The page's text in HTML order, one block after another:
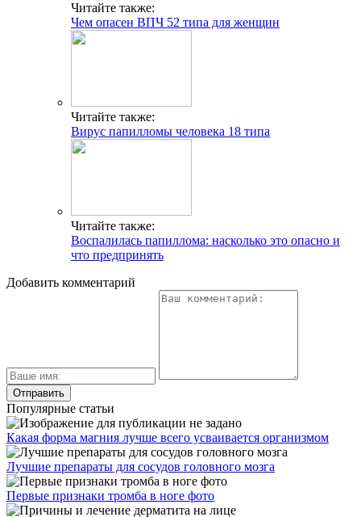
Читайте также:
Чем опасен ВПЧ 52 типа для женщин
Читайте также:
Вирус папилломы человека 18 типа
Читайте также:
Воспалилась папиллома: насколько это опасно и
что предпринять
Добавить комментарий
Популярные статьи
Какая форма магния лучше всего усваивается организмом
Лучшие препараты для сосудов головного мозга
Первые признаки тромба в ноге фото